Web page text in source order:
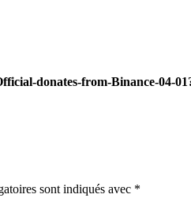
donates-from-Binance-04-
sont indiqués avec *